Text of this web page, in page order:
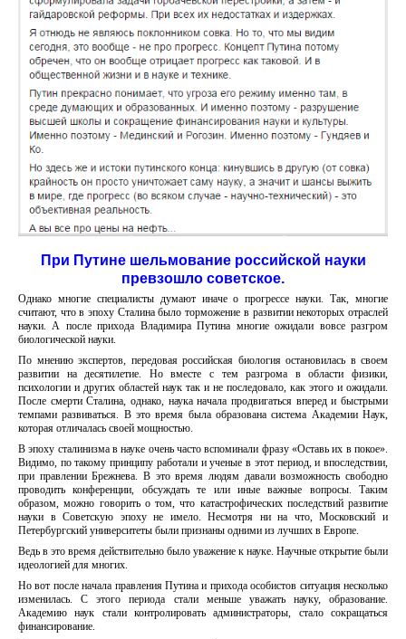
При Путине шельмование российской науки
превзошло советское.
Однако многие специалисты думают иначе о прогрессе науки. Так, многие
считают, что в эпоху Сталина было торможение в развитии некоторых отраслей
науки. А после прихода Владимира Путина многие ожидали вовсе разгром
биологической науки.
По мнению экспертов, передовая российская биология остановилась в своем
развитии на десятилетие. Но вместе с тем разгрома в области физики,
психологии и других областей наук так и не последовало, как этого и ожидали.
После смерти Сталина, однако, наука начала продвигаться вперед и быстрыми
темпами развиваться. В это время была образована система Академии Наук,
которая отличалась своей мощностью.
В эпоху сталинизма в науке очень часто вспоминали фразу «Оставь их в покое».
Видимо, по такому принципу работали и ученые в этот период, и впоследствии,
при правлении Брежнева. В это время людям давали возможность свободно
проводить конференции, обсуждать те или иные важные вопросы. Таким
образом, можно говорить о том, что катастрофических последствий развитие
науки в Советскую эпоху не имело. Несмотря ни на что, Московский и
Петербургский университеты были признаны одними из лучших в Европе.
Ведь в это время действительно было уважение к науке. Научные открытие были
идеологией для многих.
Но вот после начала правления Путина и прихода особистов ситуация несколько
изменилась. С этого периода стали меньше уважать науку, образование.
Академию наук стали контролировать администраторы, стало сокращаться
финансирование.